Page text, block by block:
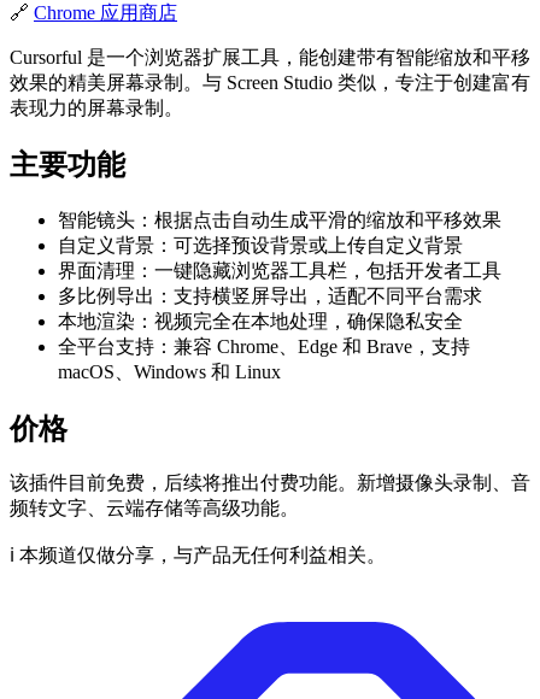
🔗 Chrome 应用商店
Cursorful 是一个浏览器扩展工具，能创建带有智能缩放和平移
效果的精美屏幕录制。与 Screen Studio 类似，专注于创建富有
表现力的屏幕录制。
主要功能
智能镜头：根据点击自动生成平滑的缩放和平移效果
自定义背景：可选择预设背景或上传自定义背景
界面清理：一键隐藏浏览器工具栏，包括开发者工具
多比例导出：支持横竖屏导出，适配不同平台需求
本地渲染：视频完全在本地处理，确保隐私安全
全平台支持：兼容 Chrome、Edge 和 Brave，支持
macOS、Windows 和 Linux
价格
该插件目前免费，后续将推出付费功能。新增摄像头录制、音
频转文字、云端存储等高级功能。
ℹ️ 本频道仅做分享，与产品无任何利益相关。